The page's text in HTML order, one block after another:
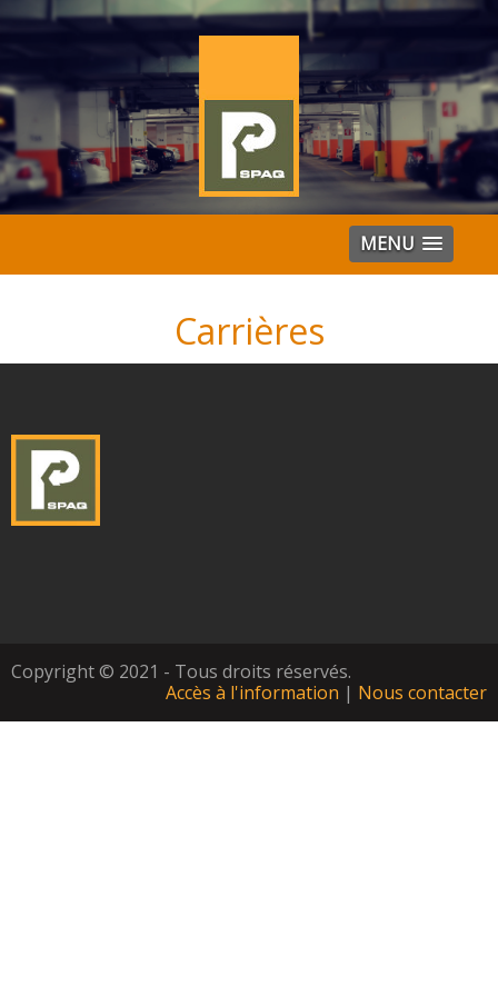
MENU
Carrières
Copyright © 2021 - Tous droits réservés.
Accès à l'information | Nous contacter